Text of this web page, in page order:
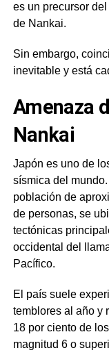
es un precursor
de Nankai.
Sin embargo,
inevitable y está
Amenaza
Nankai
Japón es uno de
sísmica del
población de
de personas, se
tectónicas
occidental del
Pacífico.
El país suele
temblores al año y
18 por ciento de
magnitud 6 o